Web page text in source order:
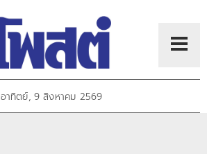
อาทิตย์, 9 สิงหาคม 2569